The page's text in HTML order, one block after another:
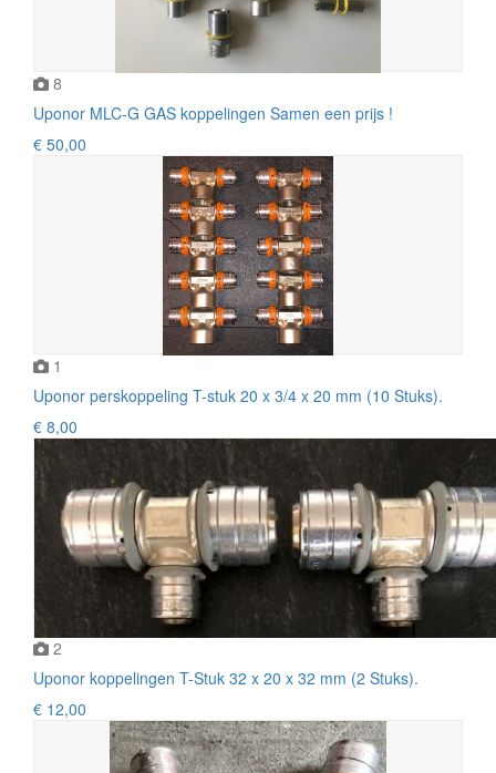
8
Uponor MLC-G GAS koppelingen Samen een prijs !
€ 50,00
1
Uponor perskoppeling T-stuk 20 x 3/4 x 20 mm (10 Stuks).
€ 8,00
2
Uponor koppelingen T-Stuk 32 x 20 x 32 mm (2 Stuks).
€ 12,00